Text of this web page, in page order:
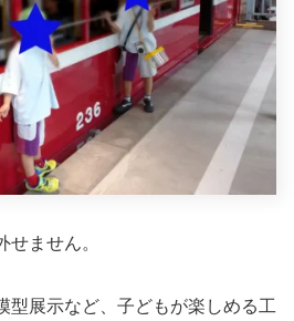
ません。
型展示など、子どもが楽しめる工